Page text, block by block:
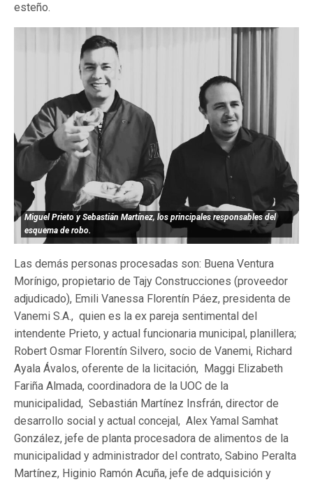
esteño.
Miguel Prieto y Sebastián Martínez, los principales responsables del
esquema de robo.
Las demás personas procesadas son: Buena Ventura
Morínigo, propietario de Tajy Construcciones (proveedor
adjudicado), Emili Vanessa Florentín Páez, presidenta de
Vanemi S.A., quien es la ex pareja sentimental del
intendente Prieto, y actual funcionaria municipal, planillera;
Robert Osmar Florentín Silvero, socio de Vanemi, Richard
Ayala Ávalos, oferente de la licitación, Maggi Elizabeth
Fariña Almada, coordinadora de la UOC de la
municipalidad, Sebastián Martínez Insfrán, director de
desarrollo social y actual concejal, Alex Yamal Samhat
González, jefe de planta procesadora de alimentos de la
municipalidad y administrador del contrato, Sabino Peralta
Martínez, Higinio Ramón Acuña, jefe de adquisición y